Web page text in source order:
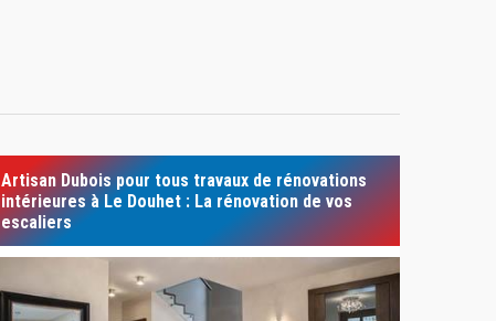
Artisan Dubois pour tous travaux de rénovations
intérieures à Le Douhet : La rénovation de vos
escaliers